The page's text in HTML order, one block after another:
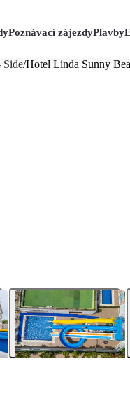
Poznávací zájezdyPlavby
Side/Hotel Linda Sunny